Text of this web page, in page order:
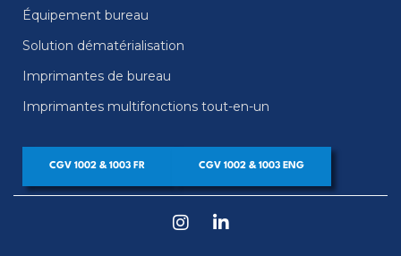
Équipement bureau
Solution dématérialisation
Imprimantes de bureau
Imprimantes multifonctions tout-en-un
CGV 1002 & 1003 FR CGV 1002 & 1003 ENG